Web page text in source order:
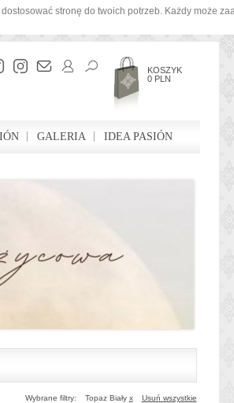
stronę do twoich potrzeb. Każdy może
GALERIA IDEA PASIÓN
KOSZYK
0 PLN
Wybrane filtry: Topaz Biały x Usuń wszystkie